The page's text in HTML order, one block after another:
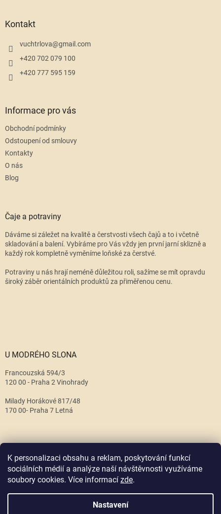
K personalizaci obsahu a reklam, poskytování funkcí
sociálních médií a analýze naší návštěvnosti využíváme
soubory cookies. Více informací zde.
Nastavení
Kontakt
vuchtrlova@gmail.com
+420 702 079 100
+420 777 595 159
Informace pro vás
Obchodní podmínky
Odstoupení od smlouvy
Kontakty
O nás
Blog
Čaje a potraviny
Dáváme si záležet na kvalitě a čerstvosti všech čajů a to i včetně
skladování a balení. Vybíráme pro Vás vždy jen první jarní sklizně a
každý rok kompletně vyměníme loňské za čerstvé.
Potraviny u nás hrají neméně důležitou roli, sažíme se mít opravdu
široký záběr orientálních produktů za přiměřenou cenu.
U MODRÉHO SLONA
Francouzská 594/3
120 00 - Praha 2 Vinohrady
Milady Horákové 817/48
170 00- Praha 7 Letná